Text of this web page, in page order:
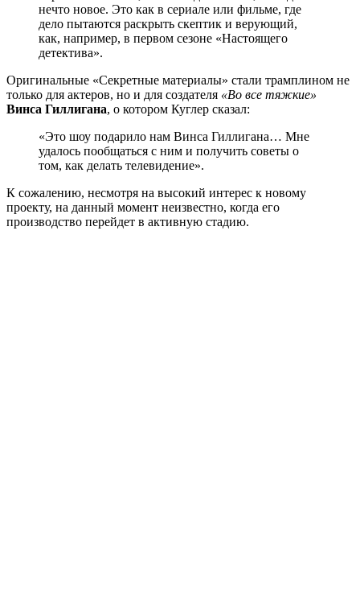
нечто новое. Это как в сериале или фильме, где
дело пытаются раскрыть скептик и верующий,
как, например, в первом сезоне «Настоящего
детектива».
Оригинальные «Секретные материалы» стали трамплином не
только для актеров, но и для создателя «Во все тяжкие»
Винса Гиллигана, о котором Куглер сказал:
«Это шоу подарило нам Винса Гиллигана… Мне
удалось пообщаться с ним и получить советы о
том, как делать телевидение».
К сожалению, несмотря на высокий интерес к новому
проекту, на данный момент неизвестно, когда его
производство перейдет в активную стадию.